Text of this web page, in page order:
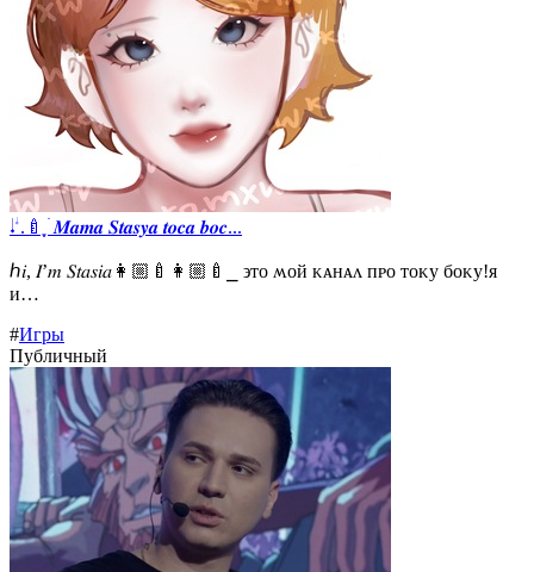
𝆺𝅥 𝆭.🍼 ֶָ ׄ𝑴𝒂𝒎𝒂 𝑺𝒕𝒂𝒔𝒚𝒂 𝒕𝒐𝒄𝒂 𝒃𝒐𝒄...
ℎ𝑖, 𝐼’𝑚 𝑆𝑡𝑎𝑠𝑖𝑎👩🏼‍🍼👩🏼‍🍼⎯ ϶ᴛᴏ ʍᴏй ᴋᴀнᴀᴧ ᴨᴩᴏ ᴛᴏᴋу бᴏᴋу!я
и…
#Игры
Публичный